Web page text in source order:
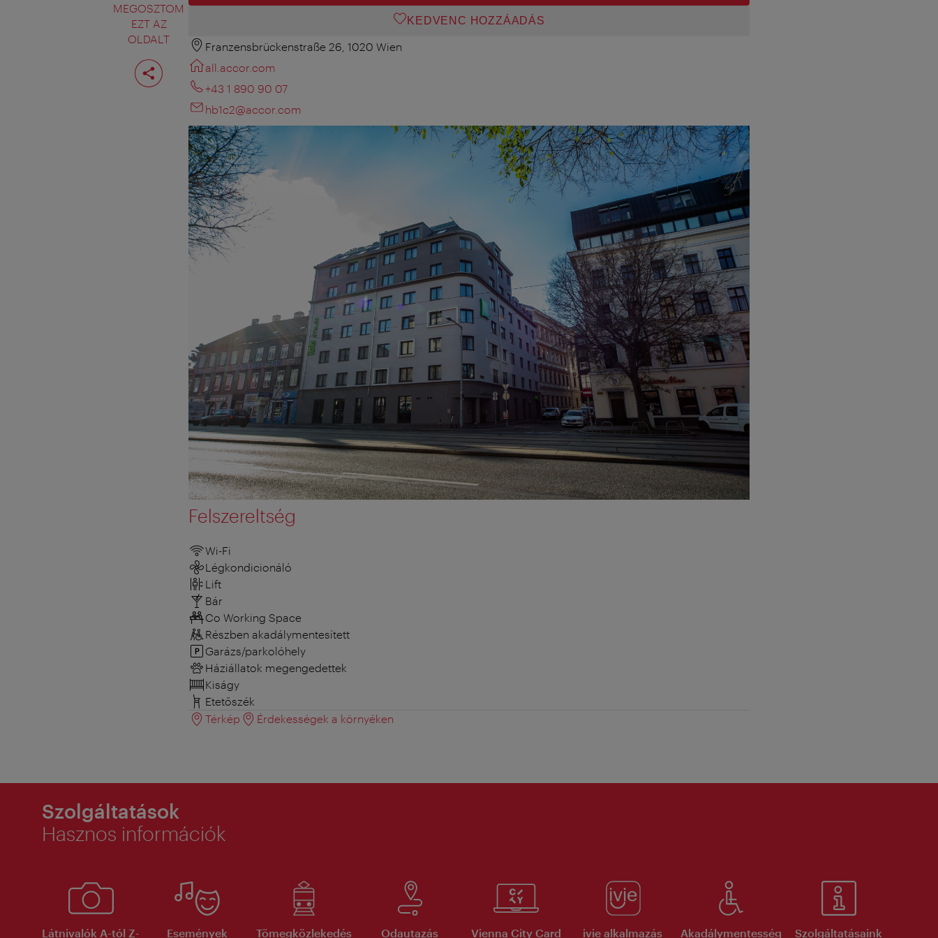
MEGOSZTOM
EZT AZ
OLDALT
Oldal
megosztása
KEDVENC HOZZÁADÁS
Franzensbrückenstraße 26, 1020 Wien
all.accor.com
+43 1 890 90 07
hb1c2@accor.com
Felszereltség
Wi-Fi
Légkondicionáló
Lift
Bár
Co Working Space
Részben akadálymentesített
Garázs/parkolóhely
Háziállatok megengedettek
Kiságy
Etetőszék
Térkép
Érdekességek a környéken
Szolgáltatások
Hasznos információk
Látnivalók A-tól Z- Események Tömegközlekedés Odautazás Vienna City Card ivie alkalmazás Akadálymentesség Szolgáltatásaink